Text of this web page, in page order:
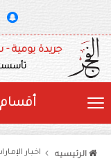
جريدة يومية
تأسست
أقسام
الرئيسيه اخبار